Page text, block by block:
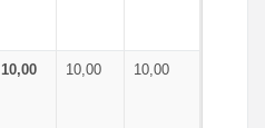
10,00 10,00 10,00